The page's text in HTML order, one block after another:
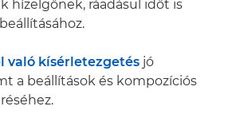
hízelgőnek, ráadásul időt is
való kísérletezgetés jó
a beállítások és kompozíciós